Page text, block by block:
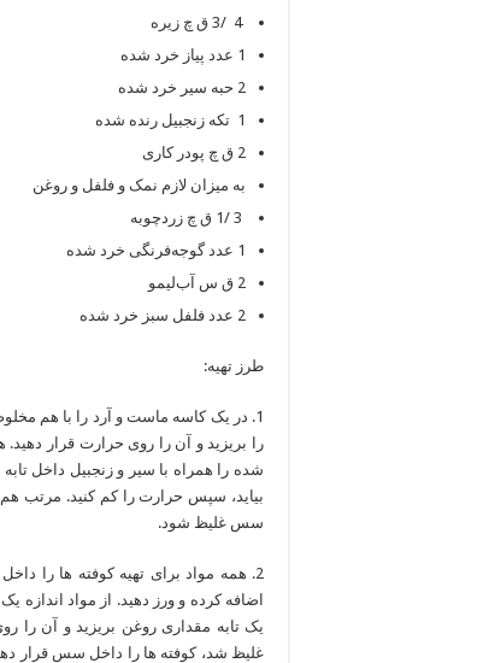
4 /3 ق چ زیره
1 عدد پیاز خرد شده
2 حبه سیر خرد شده
1 تکه زنجبیل رنده شده
2 ق چ پودر کاری
به میزان لازم نمک و فلفل و روغن
1 عدد گوجه‌فرنگی خرد شده
2 ق س آب‌لیمو
2 عدد فلفل سبز خرد شده
طرز تهیه:
شده را همراه با سیر و زنجبیل داخل
سس غلیظ شود.
اضافه کرده و ورز دهید. از مواد اندازه
یک تابه مقداری روغن بریزید و آن را